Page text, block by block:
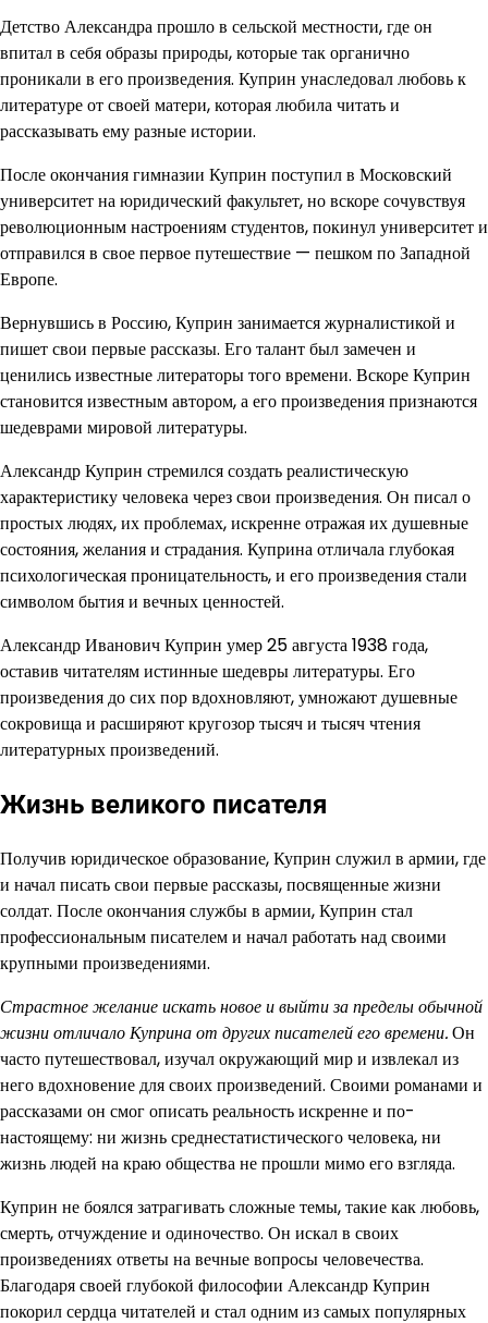
Детство Александра прошло в сельской местности, где он
впитал в себя образы природы, которые так органично
проникали в его произведения. Куприн унаследовал любовь к
литературе от своей матери, которая любила читать и
рассказывать ему разные истории.
После окончания гимназии Куприн поступил в Московский
университет на юридический факультет, но вскоре сочувствуя
революционным настроениям студентов, покинул университет и
отправился в свое первое путешествие — пешком по Западной
Европе.
Вернувшись в Россию, Куприн занимается журналистикой и
пишет свои первые рассказы. Его талант был замечен и
ценились известные литераторы того времени. Вскоре Куприн
становится известным автором, а его произведения признаются
шедеврами мировой литературы.
Александр Куприн стремился создать реалистическую
характеристику человека через свои произведения. Он писал о
простых людях, их проблемах, искренне отражая их душевные
состояния, желания и страдания. Куприна отличала глубокая
психологическая проницательность, и его произведения стали
символом бытия и вечных ценностей.
Александр Иванович Куприн умер 25 августа 1938 года,
оставив читателям истинные шедевры литературы. Его
произведения до сих пор вдохновляют, умножают душевные
сокровища и расширяют кругозор тысяч и тысяч чтения
литературных произведений.
Жизнь великого писателя
Получив юридическое образование, Куприн служил в армии, где
и начал писать свои первые рассказы, посвященные жизни
солдат. После окончания службы в армии, Куприн стал
профессиональным писателем и начал работать над своими
крупными произведениями.
Страстное желание искать новое и выйти за пределы обычной
жизни отличало Куприна от других писателей его времени.Он
часто путешествовал, изучал окружающий мир и извлекал из
него вдохновение для своих произведений. Своими романами и
рассказами он смог описать реальность искренне и по-
настоящему: ни жизнь среднестатистического человека, ни
жизнь людей на краю общества не прошли мимо его взгляда.
Куприн не боялся затрагивать сложные темы, такие как любовь,
смерть, отчуждение и одиночество. Он искал в своих
произведениях ответы на вечные вопросы человечества.
Благодаря своей глубокой философии Александр Куприн
покорил сердца читателей и стал одним из самых популярных